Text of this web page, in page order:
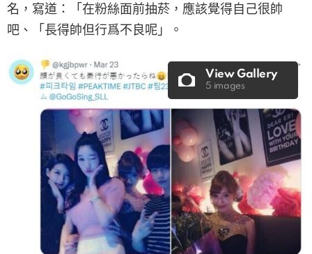
名，寫道：「在粉絲面前抽菸，應該覺得自己很帥
吧、「長得帥但行爲不良呢」。
View Gallery
5 images